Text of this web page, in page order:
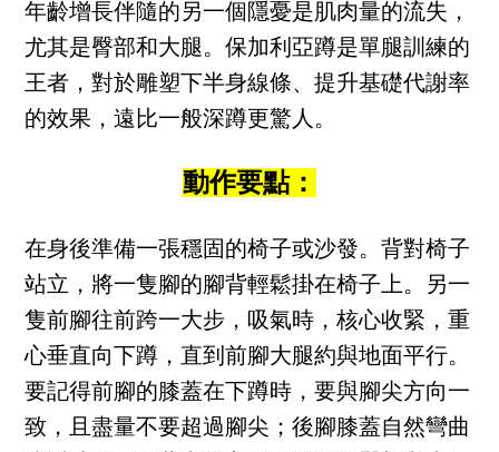
年齡增長伴隨的另一個隱憂是肌肉量的流失，
尤其是臀部和大腿。保加利亞蹲是單腿訓練的
王者，對於雕塑下半身線條、提升基礎代謝率
的效果，遠比一般深蹲更驚人。
動作要點：
在身後準備一張穩固的椅子或沙發。背對椅子
站立，將一隻腳的腳背輕鬆掛在椅子上。另一
隻前腳往前跨一大步，吸氣時，核心收緊，重
心垂直向下蹲，直到前腳大腿約與地面平行。
要記得前腳的膝蓋在下蹲時，要與腳尖方向一
致，且盡量不要超過腳尖；後腳膝蓋自然彎曲